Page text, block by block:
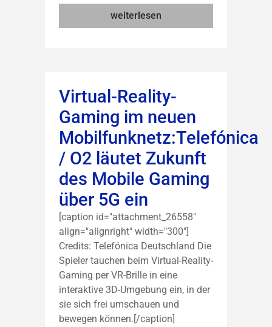
weiterlesen
Virtual-Reality-
Gaming im neuen
Mobilfunknetz:Telefónica
/ O2 läutet Zukunft
des Mobile Gaming
über 5G ein
[caption id="attachment_26558"
align="alignright" width="300"]
Credits: Telefónica Deutschland Die
Spieler tauchen beim Virtual-Reality-
Gaming per VR-Brille in eine
interaktive 3D-Umgebung ein, in der
sie sich frei umschauen und
bewegen können.[/caption]